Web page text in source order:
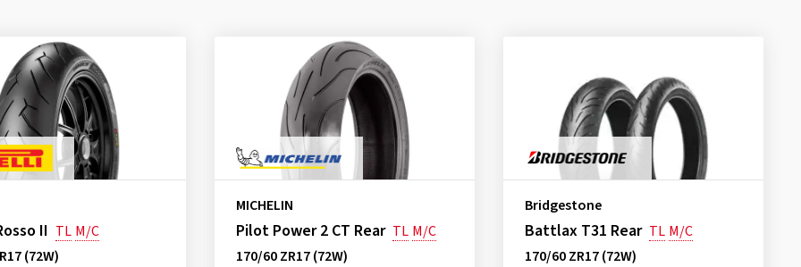
II TL M/C
(72W)
MICHELIN
Pilot Power 2 CT Rear TL M/C
170/60 ZR17 (72W)
Bridgestone
Battlax T31 Rear TL M/C
170/60 ZR17 (72W)